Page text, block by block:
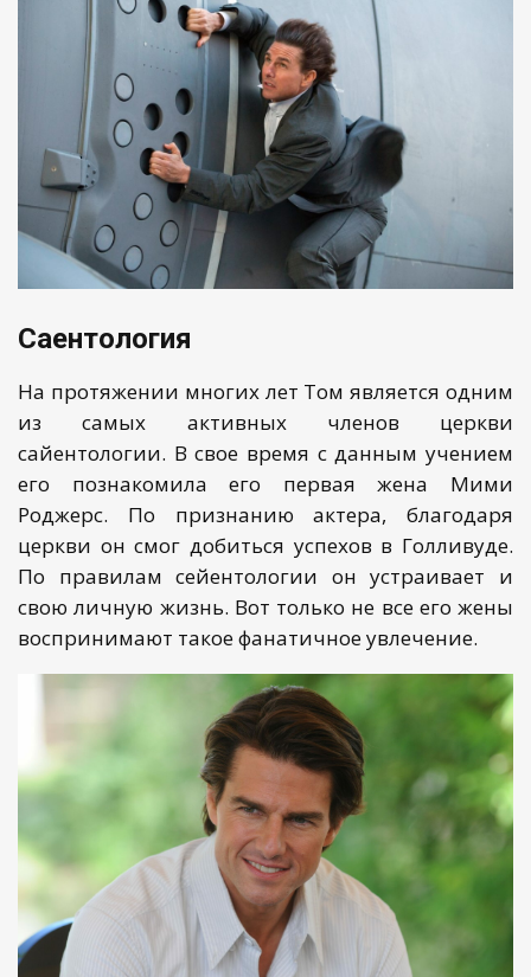
Саентология
На протяжении многих лет Том является одним
из самых активных членов церкви
сайентологии. В свое время с данным учением
его познакомила его первая жена Мими
Роджерс. По признанию актера, благодаря
церкви он смог добиться успехов в Голливуде.
По правилам сейентологии он устраивает и
свою личную жизнь. Вот только не все его жены
воспринимают такое фанатичное увлечение.